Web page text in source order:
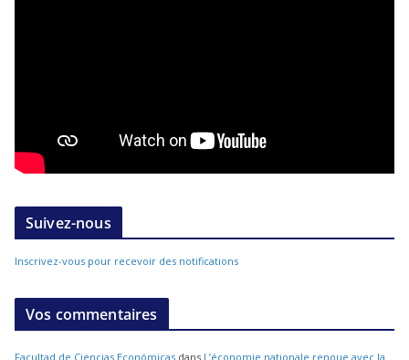
Suivez-nous
Inscrivez-vous pour recevoir des notifications
Vos commentaires
Facultad de Ciencias Económicas dans L’économie nationale renoue avec la